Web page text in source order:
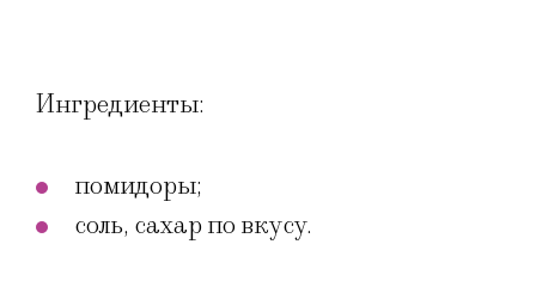
Ингредиенты:
помидоры;
соль, сахар по вкусу.